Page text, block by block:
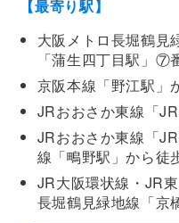
【最寄り駅】
大阪メトロ長堀鶴見
「蒲生四丁目駅」⑦
京阪本線「野江駅」
JRおおさか東線「
JRおおさか東線「
線「鴫野駅」から徒
JR大阪環状線・JR
長堀鶴見緑地線「京